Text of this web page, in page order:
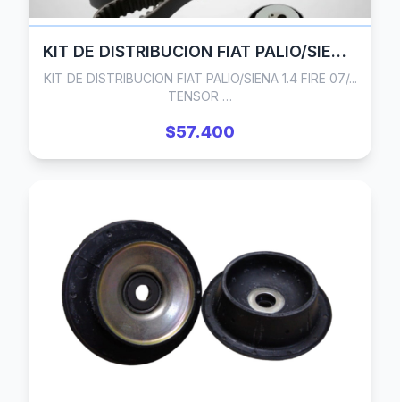
KIT DE DISTRIBUCION FIAT PALIO/SIENA 1.4 FIRE 07/... TENSOR AUTOMATICO (INA)
KIT DE DISTRIBUCION FIAT PALIO/SIENA 1.4 FIRE 07/...
TENSOR …
$57.400